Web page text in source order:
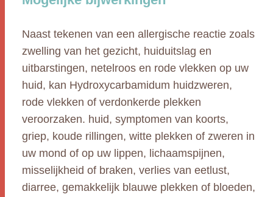
Naast tekenen van een allergische reactie zoals
zwelling van het gezicht, huiduitslag en
uitbarstingen, netelroos en rode vlekken op uw
huid, kan Hydroxycarbamidum huidzweren,
rode vlekken of verdonkerde plekken
veroorzaken. huid, symptomen van koorts,
griep, koude rillingen, witte plekken of zweren in
uw mond of op uw lippen, lichaamspijnen,
misselijkheid of braken, verlies van eetlust,
diarree, gemakkelijk blauwe plekken of bloeden,